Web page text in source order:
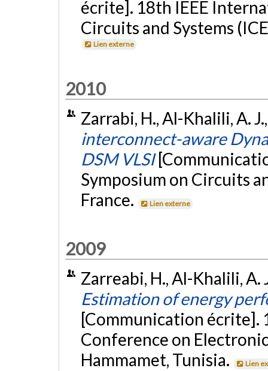
écrite]. 18th IEEE
Circuits and Systems
Lien externe
2010
Zarrabi, H., Al-Khalili, A.
interconnect-aware
DSM VLSI
Symposium on Circuits
France.
Lien externe
2009
Zarreabi, H., Al-Khalili, A.
Estimation of energy
[Communication écrite].
Conference on
Hammamet, Tunisia.
Lien